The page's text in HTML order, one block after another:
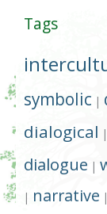
Tags
symbolic |
dialogical |
dialogue |
| narrative |